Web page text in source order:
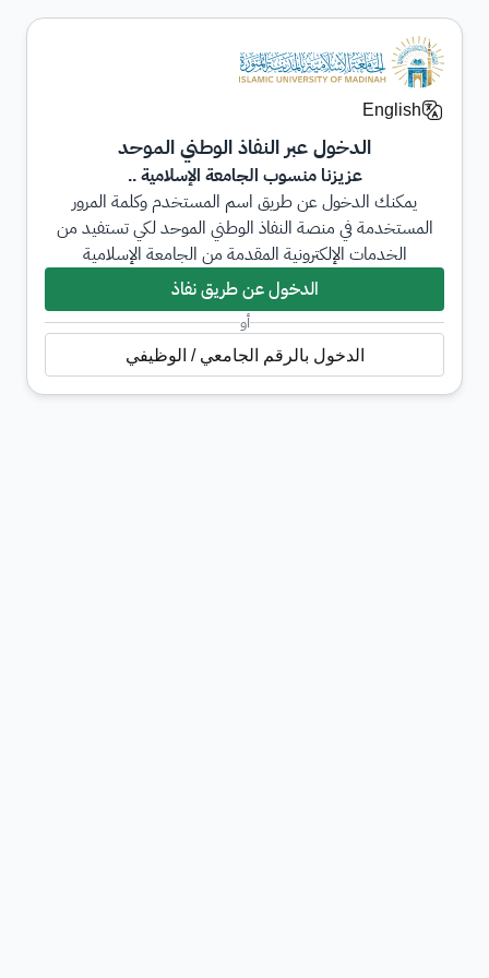
English
الدخول عبر النفاذ الوطني الموحد
عزيزنا منسوب الجامعة الإسلامية ..
يمكنك الدخول عن طريق اسم المستخدم وكلمة المرور
المستخدمة في منصة النفاذ الوطني الموحد لكي تستفيد من
الخدمات الإلكترونية المقدمة من الجامعة الإسلامية
الدخول عن طريق نفاذ
أو
الدخول بالرقم الجامعي / الوظيفي